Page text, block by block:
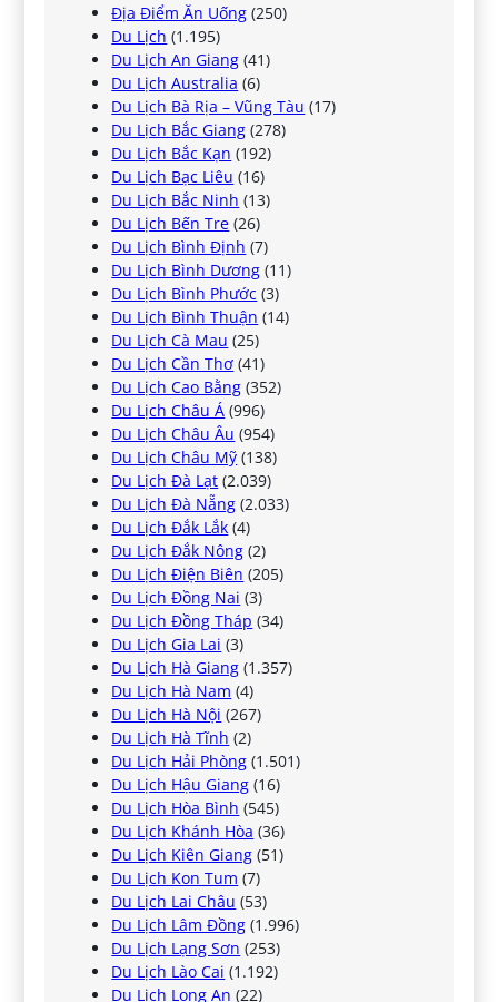
Địa Điểm Ăn Uống (250)
Du Lịch (1.195)
Du Lịch An Giang (41)
Du Lịch Australia (6)
Du Lịch Bà Rịa – Vũng Tàu (17)
Du Lịch Bắc Giang (278)
Du Lịch Bắc Kạn (192)
Du Lịch Bạc Liêu (16)
Du Lịch Bắc Ninh (13)
Du Lịch Bến Tre (26)
Du Lịch Bình Định (7)
Du Lịch Bình Dương (11)
Du Lịch Bình Phước (3)
Du Lịch Bình Thuận (14)
Du Lịch Cà Mau (25)
Du Lịch Cần Thơ (41)
Du Lịch Cao Bằng (352)
Du Lịch Châu Á (996)
Du Lịch Châu Âu (954)
Du Lịch Châu Mỹ (138)
Du Lịch Đà Lạt (2.039)
Du Lịch Đà Nẵng (2.033)
Du Lịch Đắk Lắk (4)
Du Lịch Đắk Nông (2)
Du Lịch Điện Biên (205)
Du Lịch Đồng Nai (3)
Du Lịch Đồng Tháp (34)
Du Lịch Gia Lai (3)
Du Lịch Hà Giang (1.357)
Du Lịch Hà Nam (4)
Du Lịch Hà Nội (267)
Du Lịch Hà Tĩnh (2)
Du Lịch Hải Phòng (1.501)
Du Lịch Hậu Giang (16)
Du Lịch Hòa Bình (545)
Du Lịch Khánh Hòa (36)
Du Lịch Kiên Giang (51)
Du Lịch Kon Tum (7)
Du Lịch Lai Châu (53)
Du Lịch Lâm Đồng (1.996)
Du Lịch Lạng Sơn (253)
Du Lịch Lào Cai (1.192)
Du Lịch Long An (22)